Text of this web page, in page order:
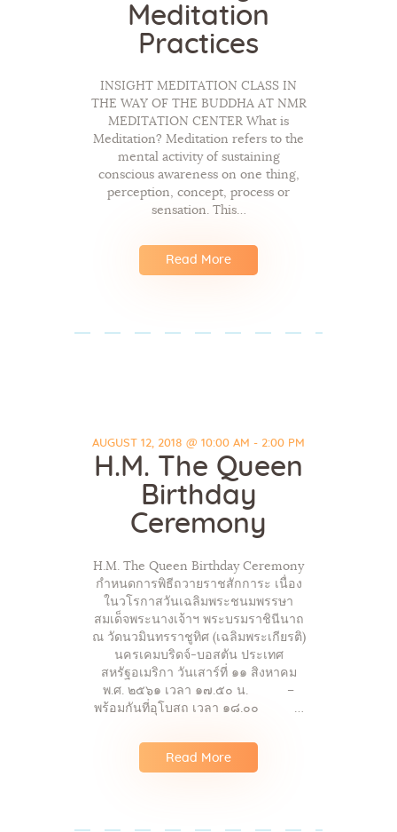
Meditation
Practices
INSIGHT MEDITATION CLASS IN
THE WAY OF THE BUDDHA AT NMR
MEDITATION CENTER What is
Meditation? Meditation refers to the
mental activity of sustaining
conscious awareness on one thing,
perception, concept, process or
sensation. This…
Read More
AUGUST 12, 2018 @ 10:00 AM - 2:00 PM
H.M. The Queen
Birthday
Ceremony
H.M. The Queen Birthday Ceremony
กำหนดการพิธีถวายราชสักการะ เนื่อง
ในวโรกาสวันเฉลิมพระชนมพรรษา
สมเด็จพระนางเจ้าฯ พระบรมราชินีนาถ
ณ วัดนวมินทรราชูทิศ (เฉลิมพระเกียรติ)
นครเคมบริดจ์-บอสตัน ประเทศ
สหรัฐอเมริกา วันเสาร์ที่ ๑๑ สิงหาคม
พ.ศ. ๒๕๖๑ เวลา ๑๗.๕๐ น. –
พร้อมกันที่อุโบสถ เวลา ๑๘.๐๐ …
Read More